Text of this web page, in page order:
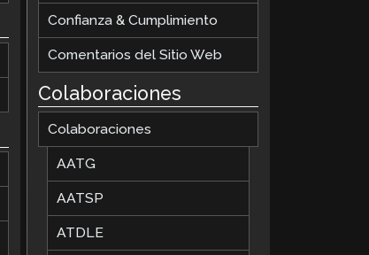
Confianza & Cumplimiento
Comentarios del Sitio Web
Colaboraciones
Colaboraciones
AATG
AATSP
ATDLE